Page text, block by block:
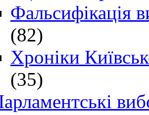
Фальсифікація
(82)
Хроніки
(35)